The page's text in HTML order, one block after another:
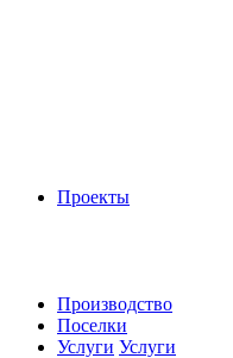
Проекты
Производство
Поселки
Услуги Услуги